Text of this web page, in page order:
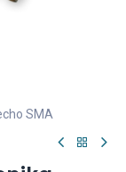
SMA